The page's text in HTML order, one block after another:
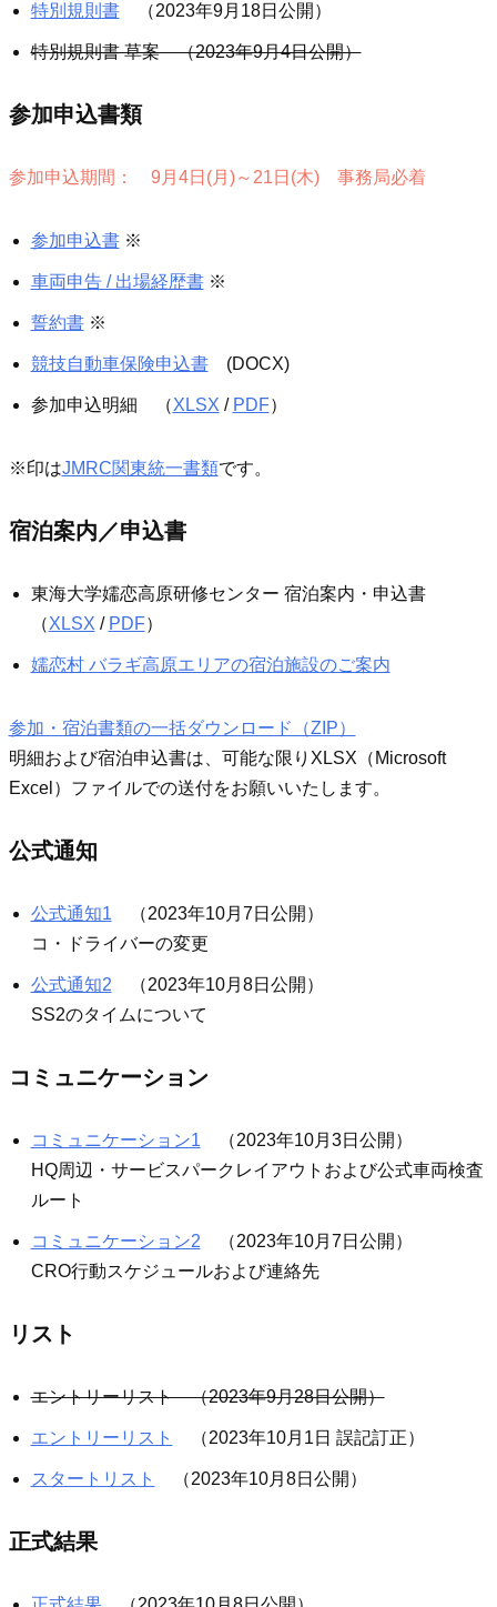
特別規則書（2023年9月18日公開）
特別規則書 草案 （2023年9月4日公開）
参加申込書類
参加申込期間： 9月4日(月)～21日(木) 事務局必着
参加申込書※
車両申告 / 出場経歴書※
誓約書※
競技自動車保険申込書(DOCX)
参加申込明細 （XLSX / PDF）
※印はJMRC関東統一書類です。
宿泊案内／申込書
東海大学嬬恋高原研修センター 宿泊案内・申込書
（XLSX / PDF）
嬬恋村 バラギ高原エリアの宿泊施設のご案内
参加・宿泊書類の一括ダウンロード（ZIP）
明細および宿泊申込書は、可能な限りXLSX（Microsoft
Excel）ファイルでの送付をお願いいたします。
公式通知
公式通知1 （2023年10月7日公開）
コ・ドライバーの変更
公式通知2 （2023年10月8日公開）
SS2のタイムについて
コミュニケーション
コミュニケーション1 （2023年10月3日公開）
HQ周辺・サービスパークレイアウトおよび公式車両検査
ルート
コミュニケーション2 （2023年10月7日公開）
CRO行動スケジュールおよび連絡先
リスト
エントリーリスト （2023年9月28日公開）
エントリーリスト （2023年10月1日 誤記訂正）
スタートリスト （2023年10月8日公開）
正式結果